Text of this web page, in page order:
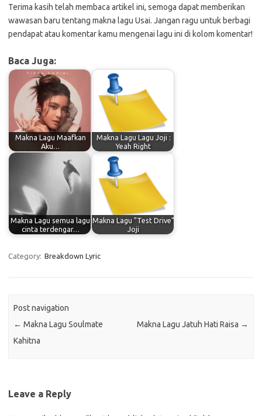
Terima kasih telah membaca artikel ini, semoga dapat memberikan
wawasan baru tentang makna lagu Usai. Jangan ragu untuk berbagi
pendapat atau komentar kamu mengenai lagu ini di kolom komentar!
Baca Juga:
Makna Lagu Maafkan
Aku…
Makna Lagu Lagu Joji :
Yeah Right
Makna Lagu semua lagu
cinta terdengar…
Makna Lagu "Test Drive"
Joji
Category: Breakdown Lyric
Post navigation
← Makna Lagu Soulmate
Kahitna
Makna Lagu Jatuh Hati Raisa →
Leave a Reply